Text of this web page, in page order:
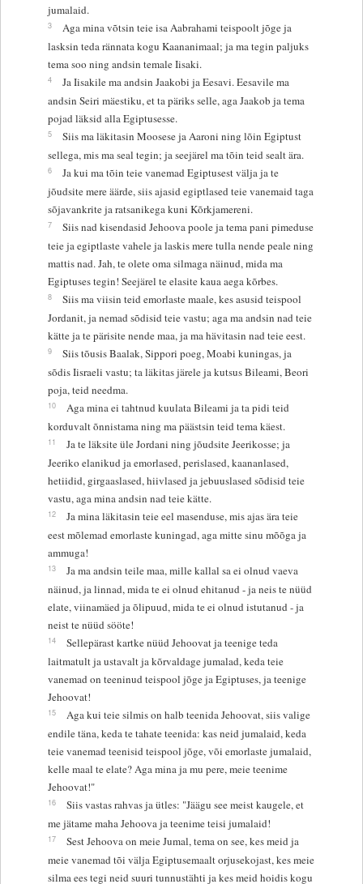
jumalaid.
3
Aga mina võtsin teie isa Aabrahami teispoolt jõge ja
lasksin teda rännata kogu Kaananimaal; ja ma tegin paljuks
tema soo ning andsin temale Iisaki.
4
Ja Iisakile ma andsin Jaakobi ja Eesavi. Eesavile ma
andsin Seiri mäestiku, et ta päriks selle, aga Jaakob ja tema
pojad läksid alla Egiptusesse.
5
Siis ma läkitasin Moosese ja Aaroni ning lõin Egiptust
sellega, mis ma seal tegin; ja seejärel ma tõin teid sealt ära.
6
Ja kui ma tõin teie vanemad Egiptusest välja ja te
jõudsite mere äärde, siis ajasid egiptlased teie vanemaid taga
sõjavankrite ja ratsanikega kuni Kõrkjamereni.
7
Siis nad kisendasid Jehoova poole ja tema pani pimeduse
teie ja egiptlaste vahele ja laskis mere tulla nende peale ning
mattis nad. Jah, te olete oma silmaga näinud, mida ma
Egiptuses tegin! Seejärel te elasite kaua aega kõrbes.
8
Siis ma viisin teid emorlaste maale, kes asusid teispool
Jordanit, ja nemad sõdisid teie vastu; aga ma andsin nad teie
kätte ja te pärisite nende maa, ja ma hävitasin nad teie eest.
9
Siis tõusis Baalak, Sippori poeg, Moabi kuningas, ja
sõdis Iisraeli vastu; ta läkitas järele ja kutsus Bileami, Beori
poja, teid needma.
10
Aga mina ei tahtnud kuulata Bileami ja ta pidi teid
korduvalt õnnistama ning ma päästsin teid tema käest.
11
Ja te läksite üle Jordani ning jõudsite Jeerikosse; ja
Jeeriko elanikud ja emorlased, perislased, kaananlased,
hetiidid, girgaaslased, hiivlased ja jebuuslased sõdisid teie
vastu, aga mina andsin nad teie kätte.
12
Ja mina läkitasin teie eel masenduse, mis ajas ära teie
eest mõlemad emorlaste kuningad, aga mitte sinu mõõga ja
ammuga!
13
Ja ma andsin teile maa, mille kallal sa ei olnud vaeva
näinud, ja linnad, mida te ei olnud ehitanud - ja neis te nüüd
elate, viinamäed ja õlipuud, mida te ei olnud istutanud - ja
neist te nüüd sööte!
14
Sellepärast kartke nüüd Jehoovat ja teenige teda
laitmatult ja ustavalt ja kõrvaldage jumalad, keda teie
vanemad on teeninud teispool jõge ja Egiptuses, ja teenige
Jehoovat!
15
Aga kui teie silmis on halb teenida Jehoovat, siis valige
endile täna, keda te tahate teenida: kas neid jumalaid, keda
teie vanemad teenisid teispool jõge, või emorlaste jumalaid,
kelle maal te elate? Aga mina ja mu pere, meie teenime
Jehoovat!"
16
Siis vastas rahvas ja ütles: "Jäägu see meist kaugele, et
me jätame maha Jehoova ja teenime teisi jumalaid!
17
Sest Jehoova on meie Jumal, tema on see, kes meid ja
meie vanemad tõi välja Egiptusemaalt orjusekojast, kes meie
silma ees tegi neid suuri tunnustähti ja kes meid hoidis kogu